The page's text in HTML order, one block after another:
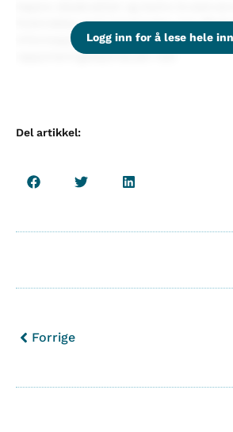
forbindelse med lanseringen, har
informasjonsskriv. Les det her:
rapporteringsskjemaLast ned
Logg inn for å lese hele
Del artikkel:
Forrige